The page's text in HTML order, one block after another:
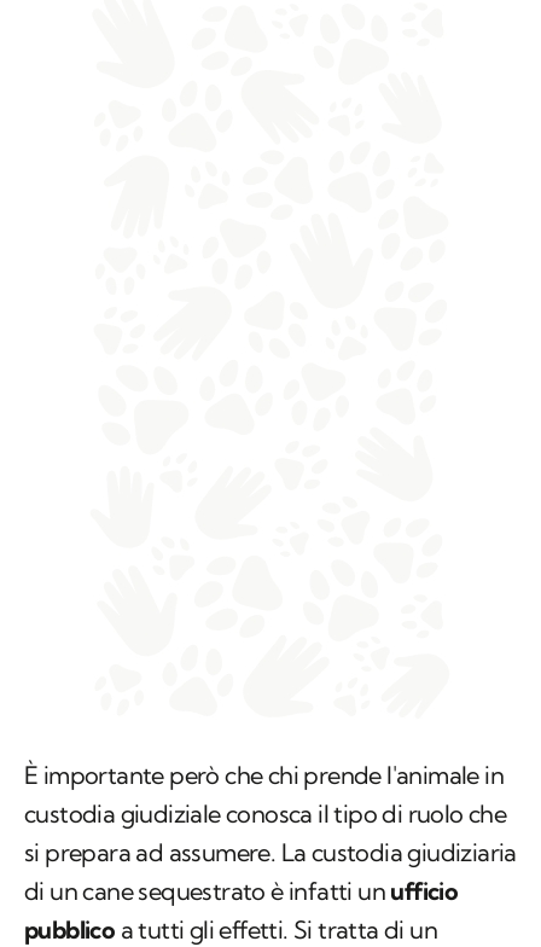
È importante però che chi prende l'animale in
custodia giudiziale conosca il tipo di ruolo che
si prepara ad assumere. La custodia giudiziaria
di un cane sequestrato è infatti un ufficio
pubblico a tutti gli effetti. Si tratta di un